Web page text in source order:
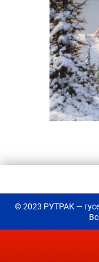
© 2023 РУТРАК —